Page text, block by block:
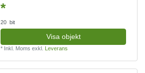
*
20 bit
Visa objekt
* Inkl. Moms exkl. Leverans